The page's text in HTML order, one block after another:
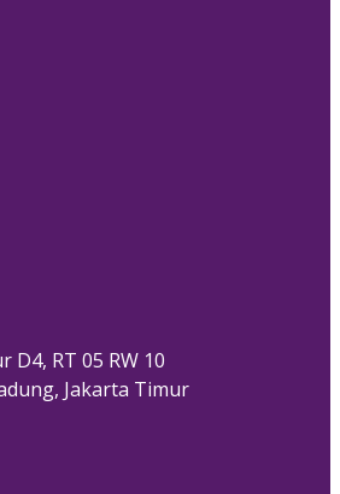
D4, RT 05 RW 10
Jakarta Timur